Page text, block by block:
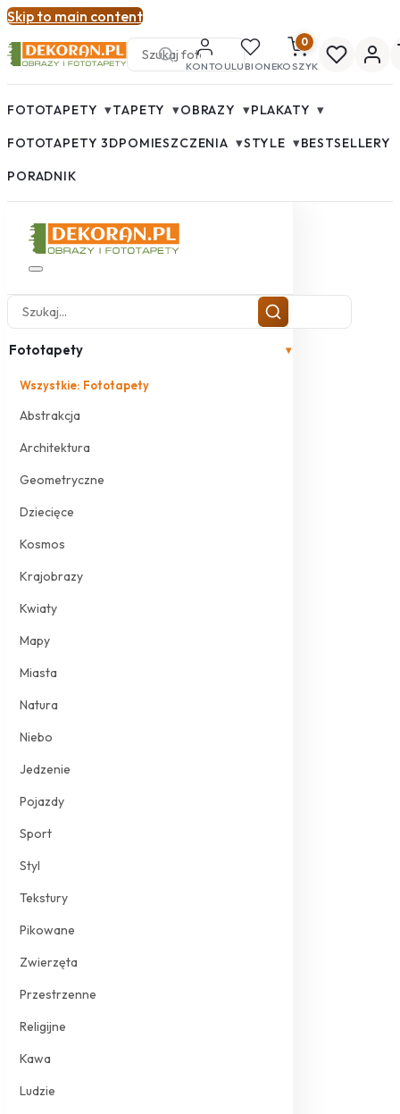
Skip to main content
KONTOULUBIONE
0
KOSZYK
FOTOTAPETY ▾TAPETY ▾OBRAZY ▾PLAKATY ▾
FOTOTAPETY 3DPOMIESZCZENIA ▾STYLE ▾BESTSELLERY
PORADNIK
Fototapety ▾
Wszystkie: Fototapety
Abstrakcja
Architektura
Geometryczne
Dziecięce
Kosmos
Krajobrazy
Kwiaty
Mapy
Miasta
Natura
Niebo
Jedzenie
Pojazdy
Sport
Styl
Tekstury
Pikowane
Zwierzęta
Przestrzenne
Religijne
Kawa
Ludzie